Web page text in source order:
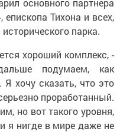
основного партнера
Тихона и всех,
парка.
хороший комплекс, -
подумаем, как
Я хочу сказать, что это
проработанный.
но вот такого уровня,
я нигде в мире даже не